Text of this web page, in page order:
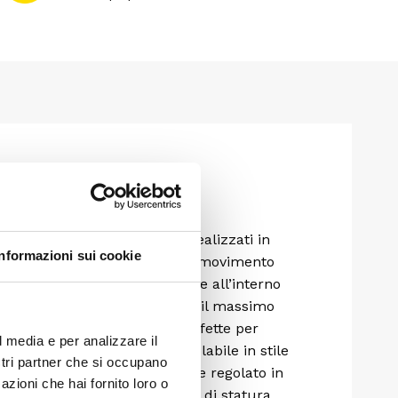
sui cookie
e per analizzare il
partner che si occupano
che hai fornito loro o
per trekking e outdoor.Realizzati in
ti danno totale libertà di movimento
da pioggia e neve. Grazie all’interno
senza appesantirti, per il massimo
laterale con zip sono perfette per
in vita elasticizzata regolabile in stile
Il fondo gamba può essere regolato in